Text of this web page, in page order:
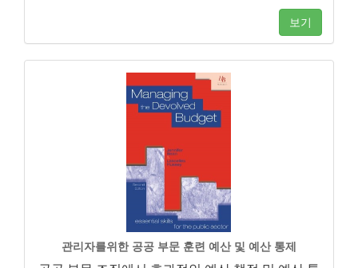
보기
관리자를위한 공공 부문 훈련 예산 및 예산 통제